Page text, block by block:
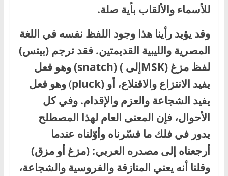
للأسماء والألقاب بأية صلة.
وقد يؤيد رأينا هذا وجود اللفظ نفسه في اللغة
المصرية والليبية القديمتين. فقد ترجم (بيتس)
لفظ مزغ (MSKإلى ) (snatch) وهو فعل
يفيد الانتزاع والاقتلاع، أو (pluck
)وهو فعل
يفيد الشجاعة والعزم والإقدام. وفي كل
الأحوال، فإن المعنى العام لهذا المصطلح
يدور في فلك ما فسّرناه وأوّلناه عندما
أرجعناه إلى مصدره العربي: (مزغ أو مزق)
وقلنا أنه يعني المنازقة والفروسية والشجاعة،